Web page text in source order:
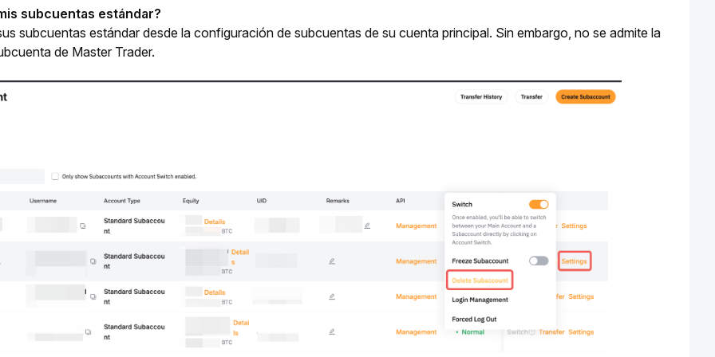
subcuentas estándar?
subcuentas estándar desde la configuración de subcuentas de su cuenta principal. Sin embargo, no se admite la
de Master Trader.